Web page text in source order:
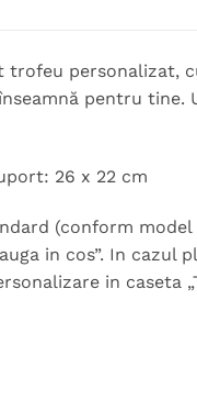
personalizat,
pentru tine.
26 x 22 cm
(conform model
in cos”. In
in caseta